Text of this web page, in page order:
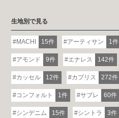
生地別で見る
MACHI 15件 アーティサン 1件
アモンド 9件 エナレス 142件
カッセル 12件 カプリス 272件
コンフォルト 1件 サブレ 60件
シンデニム 15件 シントラ 3件